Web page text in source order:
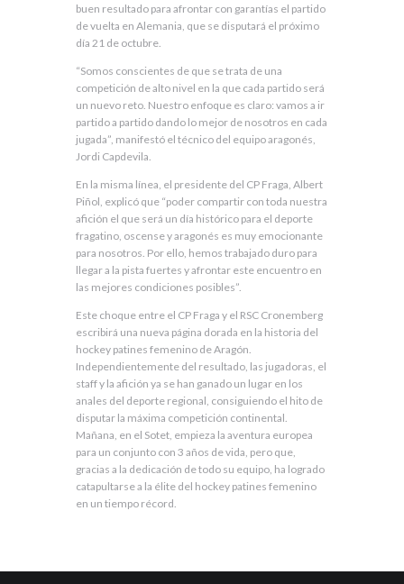
buen resultado para afrontar con garantías el partido
de vuelta en Alemania, que se disputará el próximo
día 21 de octubre.
“Somos conscientes de que se trata de una
competición de alto nivel en la que cada partido será
un nuevo reto. Nuestro enfoque es claro: vamos a ir
partido a partido dando lo mejor de nosotros en cada
jugada”, manifestó el técnico del equipo aragonés,
Jordi Capdevila.
En la misma línea, el presidente del CP Fraga, Albert
Piñol, explicó que “poder compartir con toda nuestra
afición el que será un día histórico para el deporte
fragatino, oscense y aragonés es muy emocionante
para nosotros. Por ello, hemos trabajado duro para
llegar a la pista fuertes y afrontar este encuentro en
las mejores condiciones posibles”.
Este choque entre el CP Fraga y el RSC Cronemberg
escribirá una nueva página dorada en la historia del
hockey patines femenino de Aragón.
Independientemente del resultado, las jugadoras, el
staff y la afición ya se han ganado un lugar en los
anales del deporte regional, consiguiendo el hito de
disputar la máxima competición continental.
Mañana, en el Sotet, empieza la aventura europea
para un conjunto con 3 años de vida, pero que,
gracias a la dedicación de todo su equipo, ha logrado
catapultarse a la élite del hockey patines femenino
en un tiempo récord.